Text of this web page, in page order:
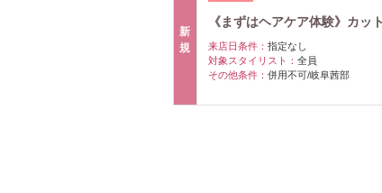
新
規
《まずはヘアケア体験》カ
来店日条件： 指定なし
対象スタイリスト： 全員
その他条件： 併用不可/岐阜茜部